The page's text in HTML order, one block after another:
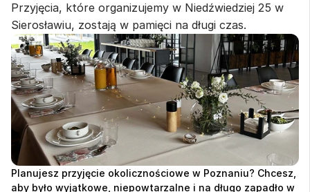
Przyjęcia, które organizujemy w Niedźwiedziej 25 w
Sierosławiu, zostają w pamięci na długi czas.
Planujesz przyjęcie okolicznościowe w Poznaniu? Chcesz,
aby było wyjątkowe, niepowtarzalne i na długo zapadło w